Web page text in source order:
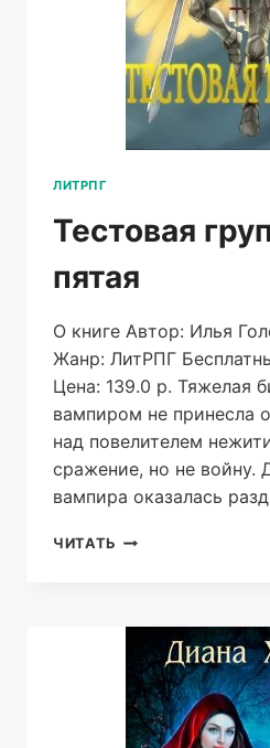
ЛИТРПГ
Тестовая
пятая
О книге Автор: Илья
Жанр: ЛитРПГ
Цена: 139.0 р. Тяжелая
вампиром не принесла
над повелителем
сражение, но не войну.
вампира оказалась
ЧИТАТЬ ТЕСТОВАЯ